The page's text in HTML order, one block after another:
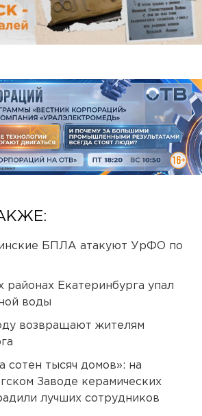
БПЛА атакуют УрФО по
районах Екатеринбурга упал
воды
возвращают жителям
сотен тысяч домов»: на
Заводе керамических
лучших сотрудников